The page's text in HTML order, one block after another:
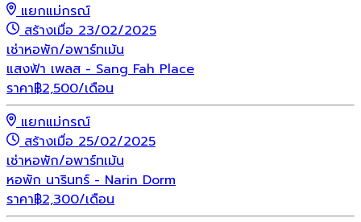
แยกแม่กรณ์
สร้างเมื่อ 23/02/2025
เช่าหอพัก/อพาร์ทเม้น
แสงฟ้า เพลส - Sang Fah Place
ราคา฿2,500/เดือน
แยกแม่กรณ์
สร้างเมื่อ 25/02/2025
เช่าหอพัก/อพาร์ทเม้น
หอพัก นารินทร์ - Narin Dorm
ราคา฿2,300/เดือน